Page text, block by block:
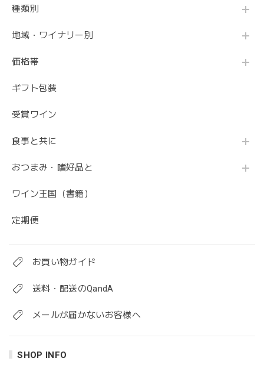
種類別
地域・ワイナリー別
価格帯
ギフト包装
受賞ワイン
食事と共に
おつまみ・嗜好品と
ワイン王国（書籍）
定期便
お買い物ガイド
送料・配送のQandA
メールが届かないお客様へ
SHOP INFO